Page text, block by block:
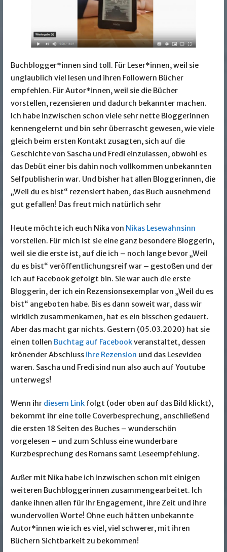
Buchblogger*innen sind toll. Für Leser*innen, weil sie
unglaublich viel lesen und ihren Followern Bücher
empfehlen. Für Autor*innen, weil sie die Bücher
vorstellen, rezensieren und dadurch bekannter machen.
Ich habe inzwischen schon viele sehr nette Bloggerinnen
kennengelernt und bin sehr überrascht gewesen, wie viele
gleich beim ersten Kontakt zusagten, sich auf die
Geschichte von Sascha und Fredi einzulassen, obwohl es
das Debüt einer bis dahin noch vollkommen unbekannten
Selfpublisherin war. Und bisher hat allen Bloggerinnen, die
„Weil du es bist“ rezensiert haben, das Buch ausnehmend
gut gefallen! Das freut mich natürlich sehr
Heute möchte ich euch Nika von Nikas Lesewahnsinn
vorstellen. Für mich ist sie eine ganz besondere Bloggerin,
weil sie die erste ist, auf die ich – noch lange bevor „Weil
du es bist“ veröffentlichungsreif war – gestoßen und der
ich auf Facebook gefolgt bin. Sie war auch die erste
Bloggerin, der ich ein Rezensionsexemplar von „Weil du es
bist“ angeboten habe. Bis es dann soweit war, dass wir
wirklich zusammenkamen, hat es ein bisschen gedauert.
Aber das macht gar nichts. Gestern (05.03.2020) hat sie
einen tollen Buchtag auf Facebookveranstaltet, dessen
krönender Abschluss ihre Rezension und das Lesevideo
waren. Sascha und Fredi sind nun also auch auf Youtube
unterwegs!
Wenn ihr diesem Linkfolgt (oder oben auf das Bild klickt),
bekommt ihr eine tolle Coverbesprechung, anschließend
die ersten 18 Seiten des Buches – wunderschön
vorgelesen – und zum Schluss eine wunderbare
Kurzbesprechung des Romans samt Leseempfehlung.
Außer mit Nika habe ich inzwischen schon mit einigen
weiteren Buchbloggerinnen zusammengearbeitet. Ich
danke ihnen allen für ihr Engagement, ihre Zeit und ihre
wundervollen Worte! Ohne euch hätten unbekannte
Autor*innen wie ich es viel, viel schwerer, mit ihren
Büchern Sichtbarkeit zu bekommen!